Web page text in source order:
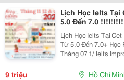
Lịch Học Ielts Tại
5.0 Đến 7.0
Lịch Học Ielts Tại
Từ 5.0 Đến 7.0+ Học Phí Shock Nhất Tại Quận Gò Vấp
Tháng 07 1/ Ielts Improver Tối 2 4 6 Khai Giảng:
13/07/2026 Khung Giờ: 18:00 Đến 21:00 Học Phí Ưu Đãi
5% Khi Đăng Ký
9 triệu Hồ Chí